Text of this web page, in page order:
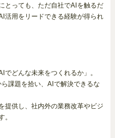
とっても、ただ自社でAIを触るだ
活用をリードできる経験が得られ
でどんな未来をつくれるか」。
課題を拾い、AIで解決できるな
提供し、社内外の業務改革やビジ
。